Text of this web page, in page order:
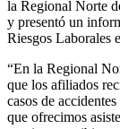
la Regional Norte
y presentó un
Riesgos Laborales
“En la Regional
que los afiliados
casos de
que ofrecimos